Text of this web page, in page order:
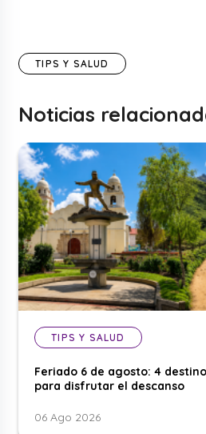
TIPS Y SALUD
Noticias
TIPS Y SALUD
Feriado 6 de agosto: 4
para disfrutar el descanso
06 Ago 2026